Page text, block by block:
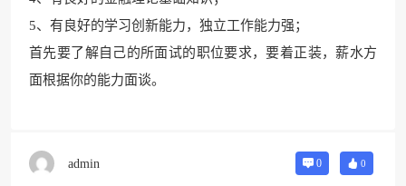
5、有良好的学习创新能力，独立工作能力强；
首先要了解自己的所面试的职位要求，要着正装，薪水方
面根据你的能力面谈。
admin 0 0